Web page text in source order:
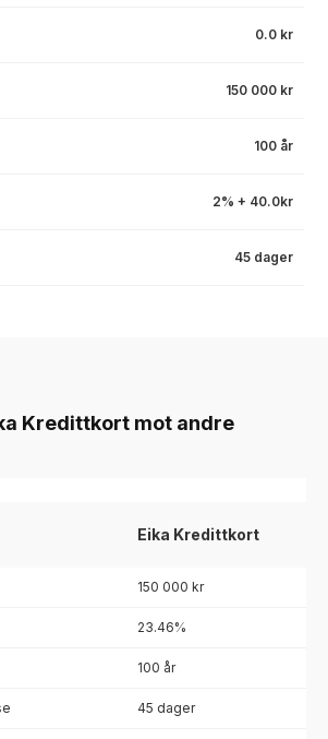
0.0 kr
150 000 kr
100 år
2% + 40.0kr
45 dager
Kredittkort mot andre
Eika Kredittkort
150 000 kr
23.46%
100 år
45 dager